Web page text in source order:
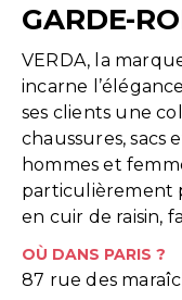
GARDE-
VERDA, la
incarne
ses clients une
chaussures, sacs
hommes et
particulièrement
en cuir de raisin,
OÙ DANS PARIS ?
87 rue des